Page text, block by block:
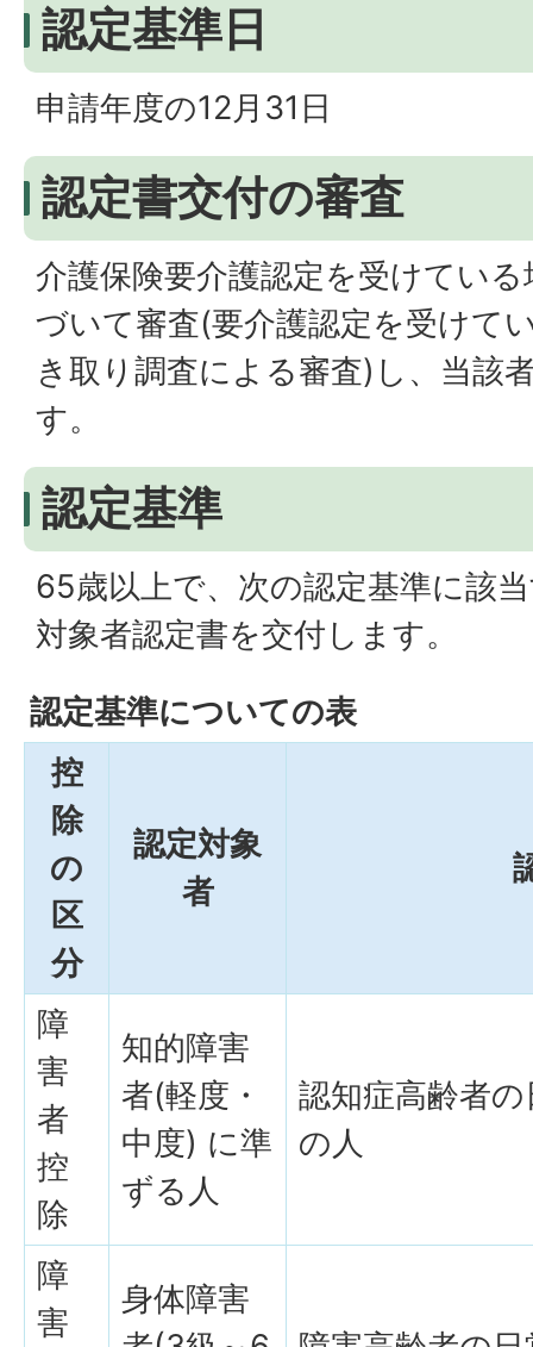
認定基準日
申請年度の12月31日
認定書交付の審査
介護保険要介護認定を受けてい
づいて審査(要介護認定を受けて
き取り調査による審査)し、当該
す。
認定基準
65歳以上で、次の認定基準に該
対象者認定書を交付します。
認定基準についての表
控
除
の
区
分
認定対象
者
障
害
者
控
除
知的障害
者(軽度・
中度) に準
ずる人
認知症高齢者
の人
障
害
身体障害